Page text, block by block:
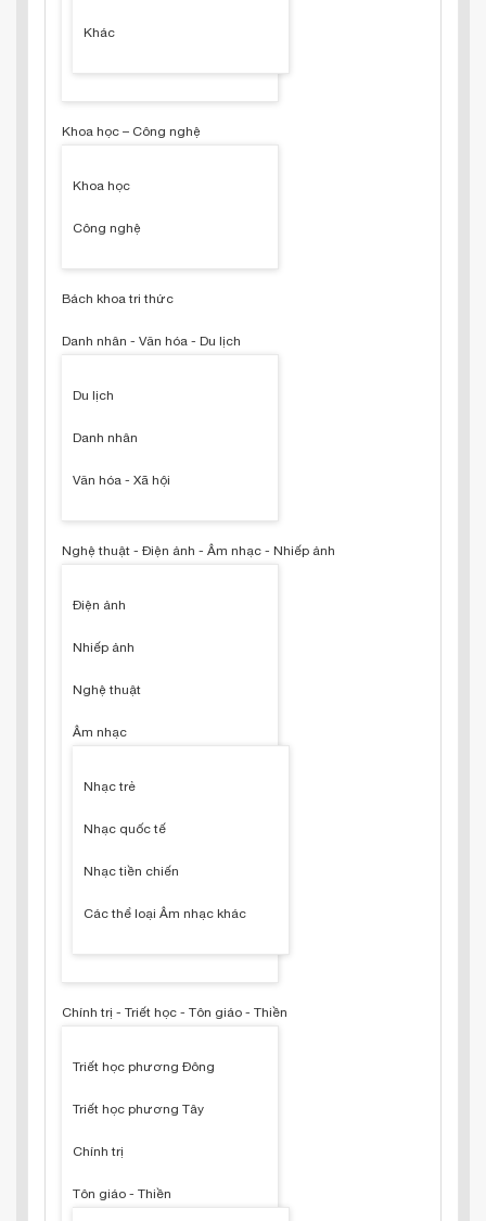
Khác
Khoa học – Công nghệ
Khoa học
Công nghệ
Bách khoa tri thức
Danh nhân - Văn hóa - Du lịch
Du lịch
Danh nhân
Văn hóa - Xã hội
Nghệ thuật - Điện ảnh - Âm nhạc - Nhiếp ảnh
Điện ảnh
Nhiếp ảnh
Nghệ thuật
Âm nhạc
Nhạc trẻ
Nhạc quốc tế
Nhạc tiền chiến
Các thể loại Âm nhạc khác
Chính trị - Triết học - Tôn giáo - Thiền
Triết học phương Đông
Triết học phương Tây
Chính trị
Tôn giáo - Thiền